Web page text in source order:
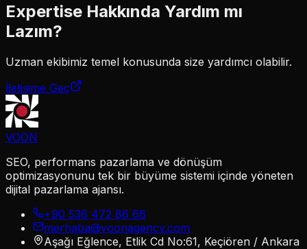
Expertise Hakkında Yardım mı
Lazım?
Uzman ekibimiz temel konusunda size yardımcı olabilir.
İletişime Geç
VOON
SEO, performans pazarlama ve dönüşüm
optimizasyonunu tek bir büyüme sistemi içinde yöneten
dijital pazarlama ajansı.
+90 536 472 86 66
merhaba@voonagency.com
Aşağı Eğlence, Etlik Cd No:61, Keçiören / Ankara